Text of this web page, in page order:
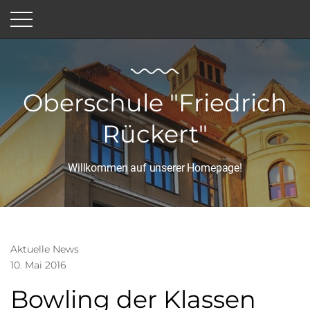
Oberschule "Friedrich
Rückert"
Willkommen auf unserer Homepage!
Aktuelle News
10. Mai 2016
Bowling der Klassen